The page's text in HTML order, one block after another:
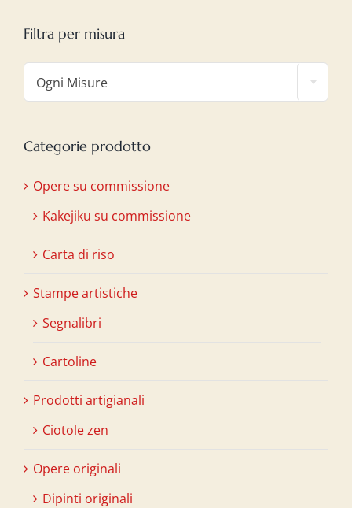
Filtra per misura
Ogni Misure
Categorie prodotto
Opere su commissione
Kakejiku su commissione
Carta di riso
Stampe artistiche
Segnalibri
Cartoline
Prodotti artigianali
Ciotole zen
Opere originali
Dipinti originali